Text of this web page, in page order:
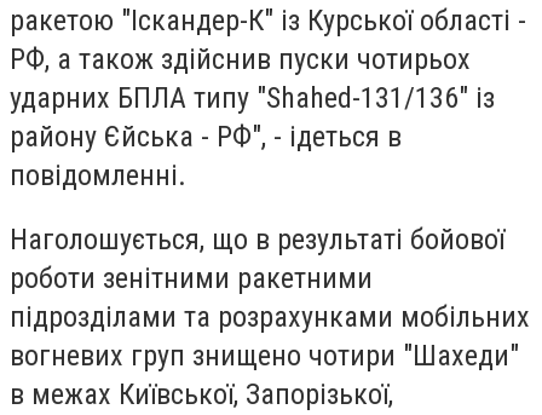
ракетою "Іскандер-К" із Курської області -
РФ, а також здійснив пуски чотирьох
ударних БПЛА типу "Shahed-131/136" із
району Єйська - РФ", - ідеться в
повідомленні.
Наголошується, що в результаті бойової
роботи зенітними ракетними
підрозділами та розрахунками мобільних
вогневих груп знищено чотири "Шахеди"
в межах Київської, Запорізької,